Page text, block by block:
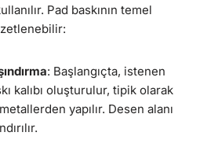
Pad baskının temel
: Başlangıçta, istenen
kalıbı oluşturulur, tipik olarak
yapılır. Desen alanı